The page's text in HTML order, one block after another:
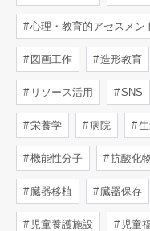
心理・教育的アセスメン
図画工作 造形教育
リソース活用 SNS
栄養学 病院 生
機能性分子 抗酸化
臓器移植 臓器保存
児童養護施設 児童